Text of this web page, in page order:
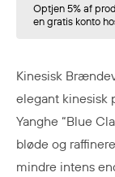
Optjen 5% af
en gratis konto
Kinesisk
elegant kinesisk
Yanghe “Blue
bløde og
mindre intens